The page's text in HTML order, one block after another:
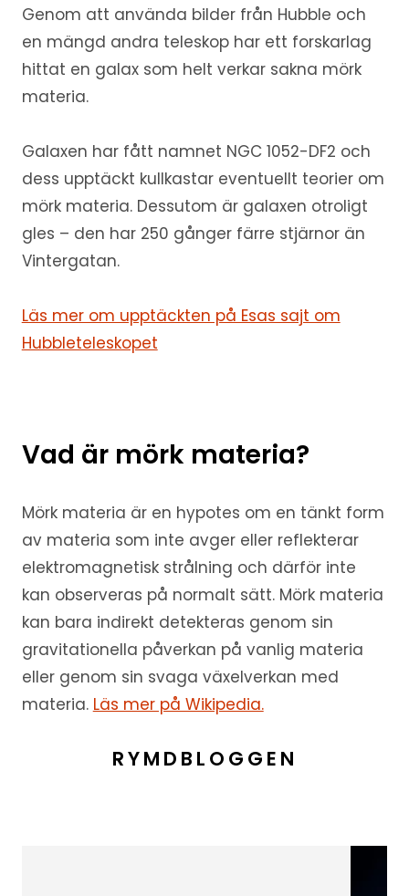
Genom att använda bilder från Hubble och
en mängd andra teleskop har ett forskarlag
hittat en galax som helt verkar sakna mörk
materia.
Galaxen har fått namnet NGC 1052-DF2 och
dess upptäckt kullkastar eventuellt teorier om
mörk materia. Dessutom är galaxen otroligt
gles – den har 250 gånger färre stjärnor än
Vintergatan.
Läs mer om upptäckten på Esas sajt om
Hubbleteleskopet
Vad är mörk materia?
Mörk materia är en hypotes om en tänkt form
av materia som inte avger eller reflekterar
elektromagnetisk strålning och därför inte
kan observeras på normalt sätt. Mörk materia
kan bara indirekt detekteras genom sin
gravitationella påverkan på vanlig materia
eller genom sin svaga växelverkan med
materia. Läs mer på Wikipedia.
RYMDBLOGGEN